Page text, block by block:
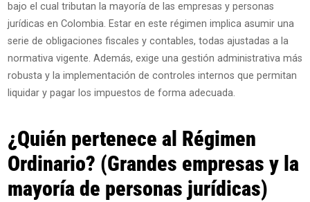
bajo el cual tributan la mayoría de las empresas y personas
jurídicas en Colombia. Estar en este régimen implica asumir una
serie de obligaciones fiscales y contables, todas ajustadas a la
normativa vigente. Además, exige una gestión administrativa más
robusta y la implementación de controles internos que permitan
liquidar y pagar los impuestos de forma adecuada.
¿Quién pertenece al Régimen
Ordinario? (Grandes empresas y la
mayoría de personas jurídicas)